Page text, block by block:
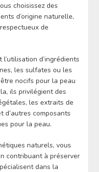
choisissez des
d’origine naturelle,
de
d’ingrédients
les sulfates ou les
nocifs pour la peau
ils privilégient des
les extraits de
composants
pour la peau.
naturels, vous
contribuant à préserver
dans la